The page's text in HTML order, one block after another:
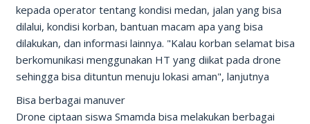
kepada operator tentang kondisi medan, jalan yang bisa
dilalui, kondisi korban, bantuan macam apa yang bisa
dilakukan, dan informasi lainnya. "Kalau korban selamat bisa
berkomunikasi menggunakan HT yang diikat pada drone
sehingga bisa dituntun menuju lokasi aman", lanjutnya
Bisa berbagai manuver
Drone ciptaan siswa Smamda bisa melakukan berbagai